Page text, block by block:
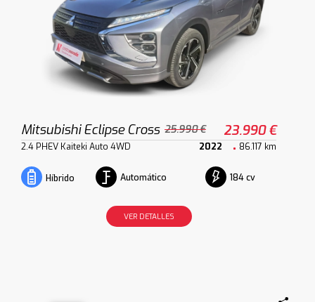
Mitsubishi Eclipse Cross 25.990 € 23.990 €
2.4 PHEV Kaiteki Auto 4WD 2022 86.117 km
Híbrido Automático 184 cv
VER DETALLES